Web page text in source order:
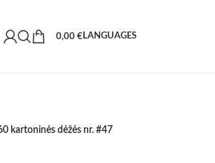
0,00 €LANGUAGES
kartoninės dėžės nr. #47